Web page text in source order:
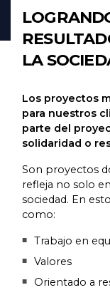
LA
Los proyectos
para nuestros
parte del
solidaridad o
Son proyectos
refleja no solo
sociedad. En
como:
Trabajo en
Valores
Orientado a